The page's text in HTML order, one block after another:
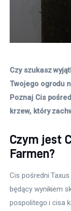
Uroda
Zdrowie
Czy szukasz
Twojego ogrodu
Poznaj Cis
krzew, który
Czym jest
Farmen?
Cis pośredni
będący wynikiem
pospolitego i cisa